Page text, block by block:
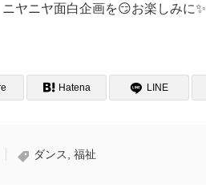
ヤニヤ面白企画を😏お楽しみに✨
Hatena LINE
ダンス 福祉